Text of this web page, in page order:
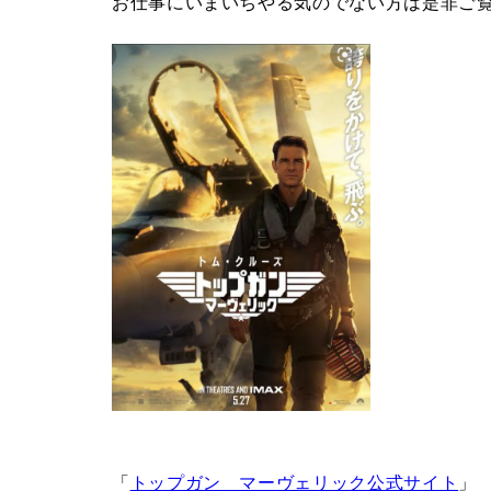
「 トップガン マーヴェリック公式サイト 」